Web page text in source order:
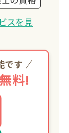
スを見
です
料!